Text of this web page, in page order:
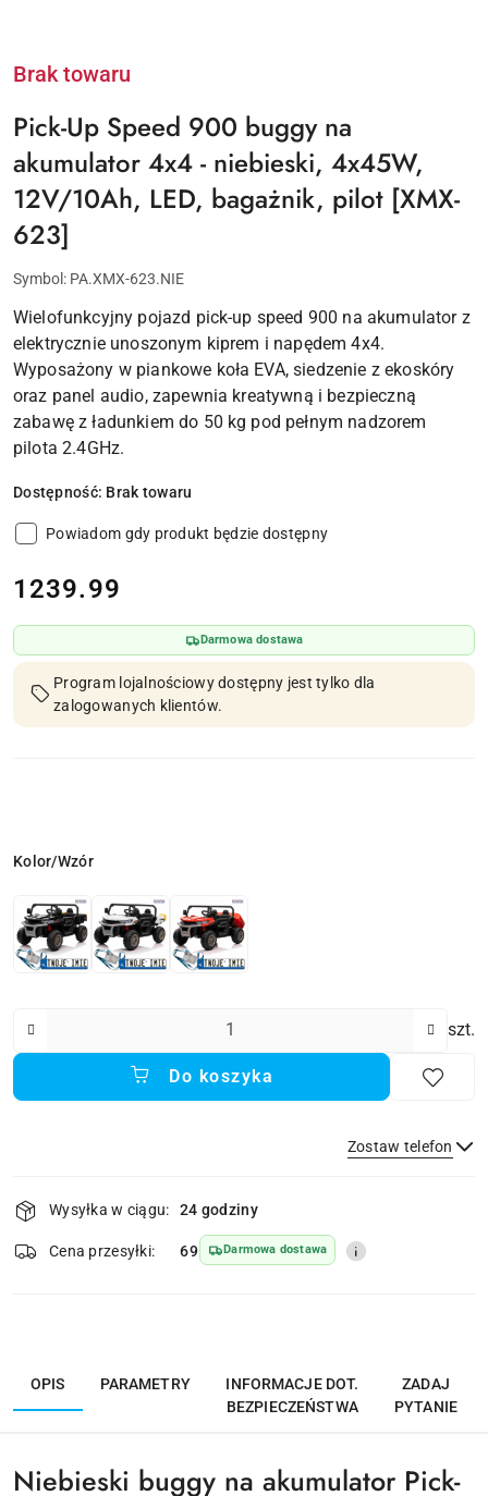
Brak towaru
Pick-Up Speed 900 buggy na
akumulator 4x4 - niebieski, 4x45W,
12V/10Ah, LED, bagażnik, pilot [XMX-
623]
Symbol: PA.XMX-623.NIE
Wielofunkcyjny pojazd pick-up speed 900 na akumulator z
elektrycznie unoszonym kiprem i napędem 4x4.
Wyposażony w piankowe koła EVA, siedzenie z ekoskóry
oraz panel audio, zapewnia kreatywną i bezpieczną
zabawę z ładunkiem do 50 kg pod pełnym nadzorem
pilota 2.4GHz.
Dostępność: Brak towaru
Powiadom gdy produkt będzie dostępny
cena:
1239.99
Darmowa dostawa
Program lojalnościowy dostępny jest tylko dla
zalogowanych klientów.
Wariant
Kolor/Wzór
szt.
Do koszyka
Zostaw telefon
Wyślij
Dostępność
i
dostawa
Wysyłka w ciągu: 24 godziny
Cena przesyłki: 69 Darmowa dostawa
OPIS PARAMETRY
INFORMACJE DOT.
BEZPIECZEŃSTWA
ZADAJ
PYTANIE
Niebieski buggy na akumulator Pick-